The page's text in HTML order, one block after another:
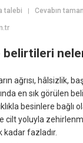
talebi |Cevabın
belirtileri
ağrısı, hâlsizlik,
en sık görülen
besinlere bağlı
cilt yoluyla
kadar fazladır.